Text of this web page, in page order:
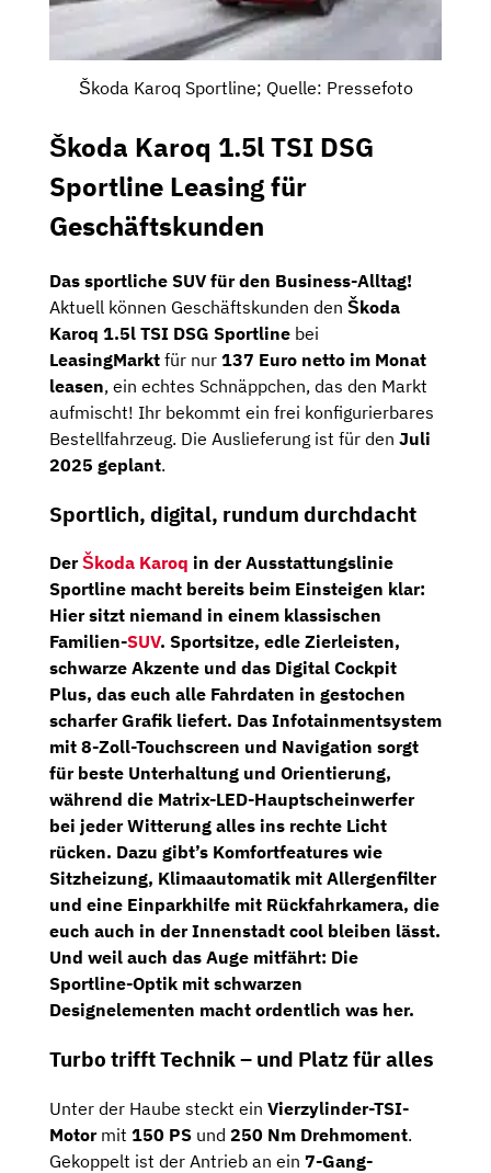
Škoda Karoq Sportline; Quelle: Pressefoto
Škoda Karoq 1.5l TSI DSG
Sportline Leasing für
Geschäftskunden
Das sportliche SUV für den Business-Alltag!
Aktuell können Geschäftskunden den Škoda
Karoq 1.5l TSI DSG Sportline bei
LeasingMarkt für nur 137 Euro netto im Monat
leasen, ein echtes Schnäppchen, das den Markt
aufmischt! Ihr bekommt ein frei konfigurierbares
Bestellfahrzeug. Die Auslieferung ist für den Juli
2025 geplant.
Sportlich, digital, rundum durchdacht
DerŠkoda Karoq in der Ausstattungslinie
Sportline macht bereits beim Einsteigen klar:
Hier sitzt niemand in einem klassischen
Familien-SUV. Sportsitze, edle Zierleisten,
schwarze Akzente und das Digital Cockpit
Plus, das euch alle Fahrdaten in gestochen
scharfer Grafik liefert. Das Infotainmentsystem
mit 8-Zoll-Touchscreen und Navigation sorgt
für beste Unterhaltung und Orientierung,
während die Matrix-LED-Hauptscheinwerfer
bei jeder Witterung alles ins rechte Licht
rücken. Dazu gibt’s Komfortfeatures wie
Sitzheizung, Klimaautomatik mit Allergenfilter
und eine Einparkhilfe mit Rückfahrkamera, die
euch auch in der Innenstadt cool bleiben lässt.
Und weil auch das Auge mitfährt: Die
Sportline-Optik mit schwarzen
Designelementen macht ordentlich was her.
Turbo trifft Technik – und Platz für alles
Unter der Haube steckt ein Vierzylinder-TSI-
Motormit 150 PS und 250 Nm Drehmoment.
Gekoppelt ist der Antrieb an ein 7-Gang-